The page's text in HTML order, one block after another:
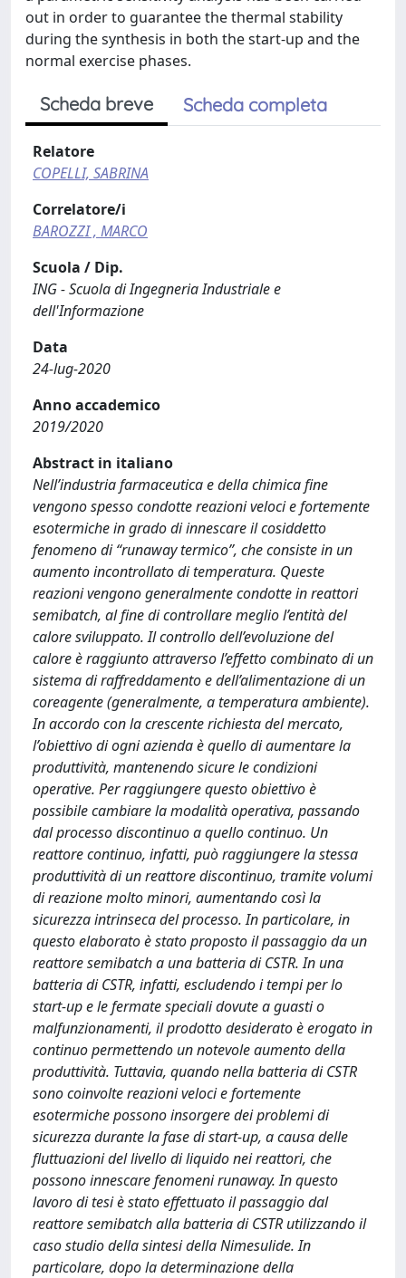
out in order to guarantee the thermal stability
during the synthesis in both the start-up and the
normal exercise phases.
Scheda breve Scheda completa
Relatore
COPELLI, SABRINA
Correlatore/i
BAROZZI , MARCO
Scuola / Dip.
ING - Scuola di Ingegneria Industriale e
dell'Informazione
Data
24-lug-2020
Anno accademico
2019/2020
Abstract in italiano
Nell’industria farmaceutica e della chimica fine
vengono spesso condotte reazioni veloci e fortemente
esotermiche in grado di innescare il cosiddetto
fenomeno di “runaway termico”, che consiste in un
aumento incontrollato di temperatura. Queste
reazioni vengono generalmente condotte in reattori
semibatch, al fine di controllare meglio l’entità del
calore sviluppato. Il controllo dell’evoluzione del
calore è raggiunto attraverso l’effetto combinato di un
sistema di raffreddamento e dell’alimentazione di un
coreagente (generalmente, a temperatura ambiente).
In accordo con la crescente richiesta del mercato,
l’obiettivo di ogni azienda è quello di aumentare la
produttività, mantenendo sicure le condizioni
operative. Per raggiungere questo obiettivo è
possibile cambiare la modalità operativa, passando
dal processo discontinuo a quello continuo. Un
reattore continuo, infatti, può raggiungere la stessa
produttività di un reattore discontinuo, tramite volumi
di reazione molto minori, aumentando così la
sicurezza intrinseca del processo. In particolare, in
questo elaborato è stato proposto il passaggio da un
reattore semibatch a una batteria di CSTR. In una
batteria di CSTR, infatti, escludendo i tempi per lo
start-up e le fermate speciali dovute a guasti o
malfunzionamenti, il prodotto desiderato è erogato in
continuo permettendo un notevole aumento della
produttività. Tuttavia, quando nella batteria di CSTR
sono coinvolte reazioni veloci e fortemente
esotermiche possono insorgere dei problemi di
sicurezza durante la fase di start-up, a causa delle
fluttuazioni del livello di liquido nei reattori, che
possono innescare fenomeni runaway. In questo
lavoro di tesi è stato effettuato il passaggio dal
reattore semibatch alla batteria di CSTR utilizzando il
caso studio della sintesi della Nimesulide. In
particolare, dopo la determinazione della